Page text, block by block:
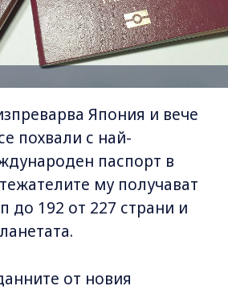
Япония и вече
похвали с най-
паспорт в
му получават
до 192 от 227 страни и
от новия